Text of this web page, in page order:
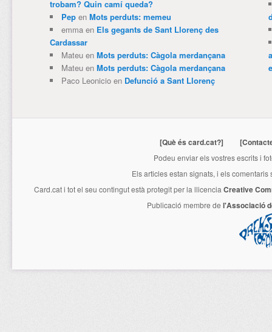
trobam? Quin camí queda?
Pepen Mots perduts: memeu
emmaen Els gegants de Sant Llorenç des
Cardassar
Mateuen Mots perduts: Càgola merdançana
Mateuen Mots perduts: Càgola merdançana
Paco Leonicioen Defunció a Sant Llorenç
[Què és card.cat?]
Podeu enviar els vostres escrits i
Els articles estan signats, i els
Card.cati tot el seu contingut està protegit per la llicencia Creative
Publicació membre de l'Associació